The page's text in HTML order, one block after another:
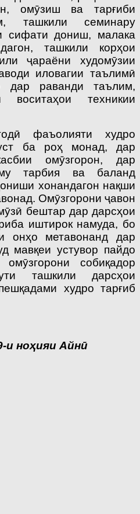
омӯзиш ва тарғиби
ташкили семинару
сифати дониш, малака
ташкили корҳои
ҷараёни худомӯзии
иловагии таълимӣ
дар раванди таълим,
воситаҳои техникии
фаъолияти худро
ба роҳ монад, дар
омӯзгорон, дар
тарбия ва баланд
хонандагон нақши
Омӯзгорони ҷавон
бештар дар дарсҳои
иштирок намуда, бо
онҳо метавонанд дар
мавқеи устувор пайдо
собиқадор
ташкили дарсҳои
худро тарғиб
ноҳияи Айнӣ